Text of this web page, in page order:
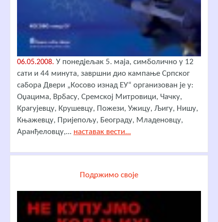
06.05.2008. У понедјељак 5. маја, симболично у 12
сати и 44 минута, завршни дио кампање Српског
сабора Двери „Косово изнад ЕУ“ организован је у:
Оџацима, Врбасу, Сремској Митровици, Чачку,
Крагујевцу, Крушевцу, Пожези, Ужицу, Љигу, Нишу,
Књажевцу, Пријепољу, Београду, Младеновцу,
Аранђеловцу,... наставак вести...
Подржимо своје